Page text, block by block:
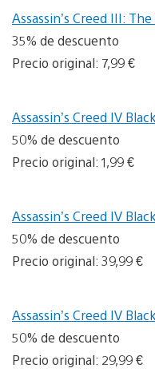
Assassin’s Creed III:
35% de descuento
Precio original: 7,99 €
Assassin’s Creed IV
50% de descuento
Precio original: 1,99 €
Assassin’s Creed IV
50% de descuento
Precio original: 39,99 €
Assassin’s Creed IV
50% de descuento
Precio original: 29,99 €